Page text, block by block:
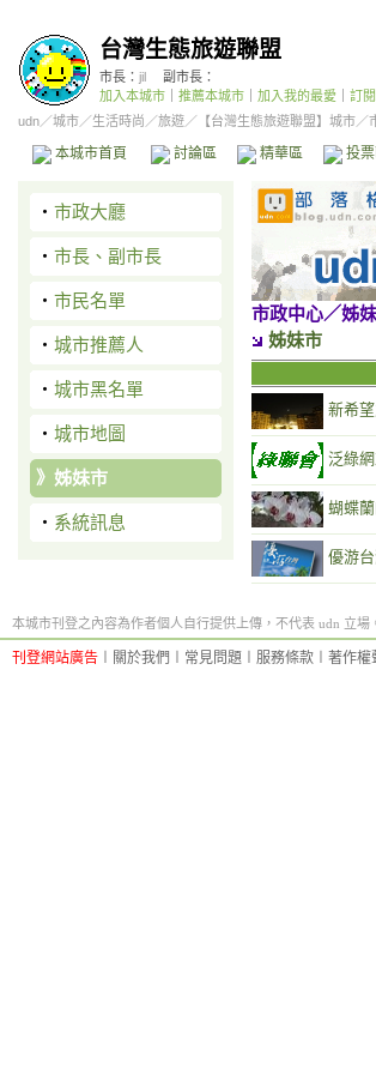
台灣生態旅遊聯盟
市長： jil
副市長：
加入本城市
推薦本城市 加入我的最愛
訂
udn／城市／生活時尚 ／旅遊／ 【台灣生態旅遊聯盟】城市／
本城市首頁 討論區 精華區 投票
‧ 市政大廳
‧ 市長、副市長
‧ 市民名單
‧ 城市推薦人
‧ 城市黑名單
‧ 城市地圖
》 姊妹市
‧ 系統訊息
市政中心／姊
姊妹市
新希
泛綠
蝴蝶
優游
本城市刊登之內容為作者個人自行提供上傳，不代表 udn 立場
刊登網站廣告 關於我們 常見問題 服務條款 著作權